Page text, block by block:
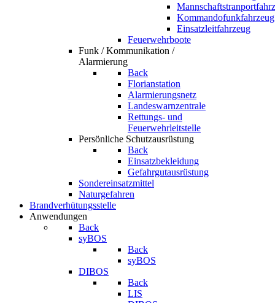
Kommandofunkfahrzeug
Einsatzleitfahrzeug
Feuerwehrboote
Funk / Kommunikation /
Alarmierung
Back
Florianstation
Alarmierungsnetz
Landeswarnzentrale
Rettungs- und
Feuerwehrleitstelle
Persönliche Schutzausrüstung
Back
Einsatzbekleidung
Gefahrgutausrüstung
Sondereinsatzmittel
Naturgefahren
Brandverhütungsstelle
Anwendungen
Back
syBOS
Back
syBOS
DIBOS
Back
LIS